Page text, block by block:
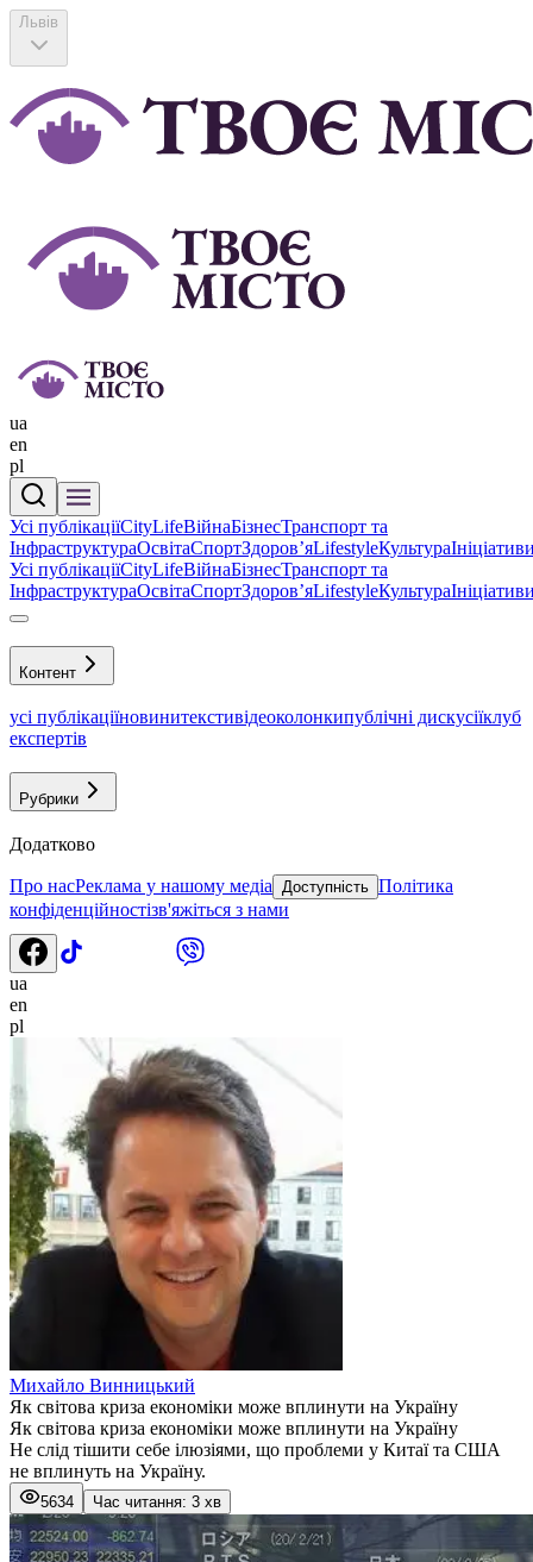
Львів
ua
en
pl
Усі публікаціїCityLifeВійнаБізнесТранспорт та
ІнфраструктураОсвітаСпортЗдоровʼяLifestyleКультура
Усі публікаціїCityLifeВійнаБізнесТранспорт та
ІнфраструктураОсвітаСпортЗдоровʼяLifestyleКультура
Контент
усі публікаціїновинитекстивідеоколонкипублічні дискусіїклуб
експертів
Рубрики
Додатково
Про насРеклама у нашому медіа Доступність Політика
конфіденційностізв'яжіться з нами
ua
en
pl
Михайло Винницький
Як світова криза економіки може вплинути на Україну
Як світова криза економіки може вплинути на Україну
Не слід тішити себе ілюзіями, що проблеми у Китаї та США
не вплинуть на Україну.
5634 Час читання: 3 хв